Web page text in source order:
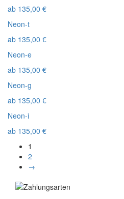
ab 135,00 €
Neon-t
ab 135,00 €
Neon-e
ab 135,00 €
Neon-g
ab 135,00 €
Neon-i
ab 135,00 €
1
2
→